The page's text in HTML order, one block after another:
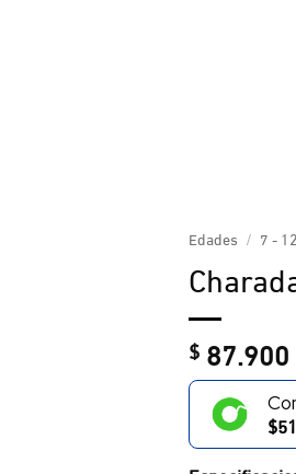
Edades / 7 -
$87.900